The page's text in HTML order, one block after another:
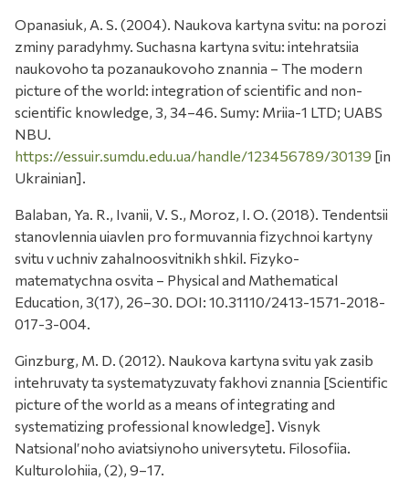
Opanasiuk, A. S. (2004). Naukova kartyna svitu: na porozi
zminy paradyhmy. Suchasna kartyna svitu: intehratsiia
naukovoho ta pozanaukovoho znannia – The modern
picture of the world: integration of scientific and non-
scientific knowledge, 3, 34–46. Sumy: Mriia-1 LTD; UABS
NBU.
https://essuir.sumdu.edu.ua/handle/123456789/30139 [in
Ukrainian].
Balaban, Ya. R., Ivanii, V. S., Moroz, I. O. (2018). Tendentsii
stanovlennia uiavlen pro formuvannia fizychnoi kartyny
svitu v uchniv zahalnoosvitnikh shkil. Fizyko-
matematychna osvita – Physical and Mathematical
Education, 3(17), 26–30. DOI: 10.31110/2413-1571-2018-
017-3-004.
Ginzburg, M. D. (2012). Naukova kartyna svitu yak zasib
intehruvaty ta systematyzuvaty fakhovi znannia [Scientific
picture of the world as a means of integrating and
systematizing professional knowledge]. Visnyk
Natsionalʹnoho aviatsiynoho universytetu. Filosofiia.
Kulturolohiia, (2), 9–17.